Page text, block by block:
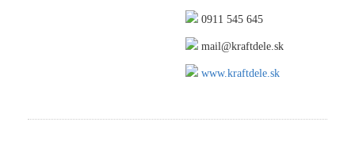
0911 545 645
mail@kraftdele.sk
www.kraftdele.sk